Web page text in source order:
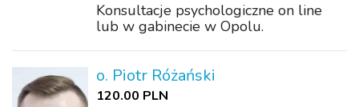
Konsultacje psychologiczne on line
lub w gabinecie w Opolu.
o. Piotr Różański
120.00 PLN